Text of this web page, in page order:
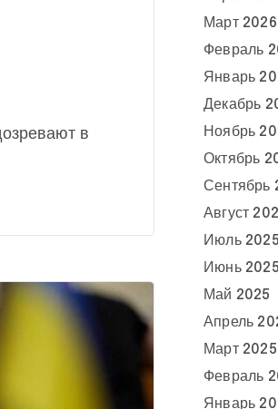
Март 2026
Февраль
Январь
Декабрь
Ноябрь
Октябрь
Сентябрь
Август
Июль 2025
Июнь 2025
Май 2025
Апрель
Март 2025
Февраль
Январь